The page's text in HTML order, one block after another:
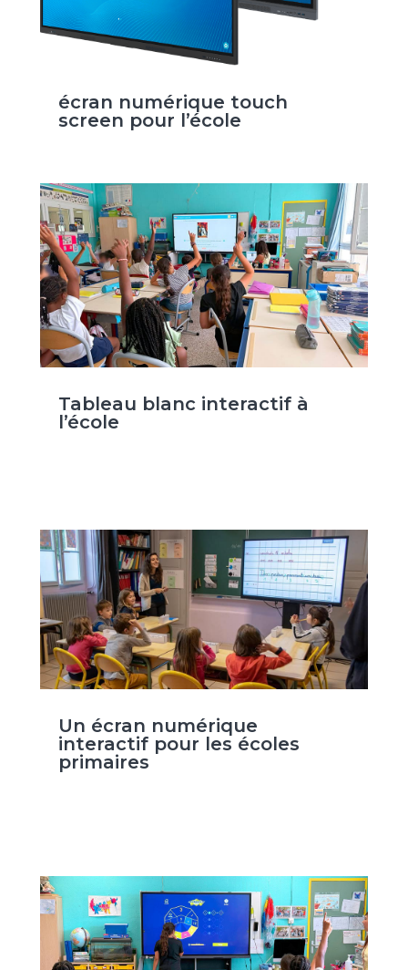
écran numérique touch
screen pour l’école
Tableau blanc interactif à
l’école
Un écran numérique
interactif pour les écoles
primaires